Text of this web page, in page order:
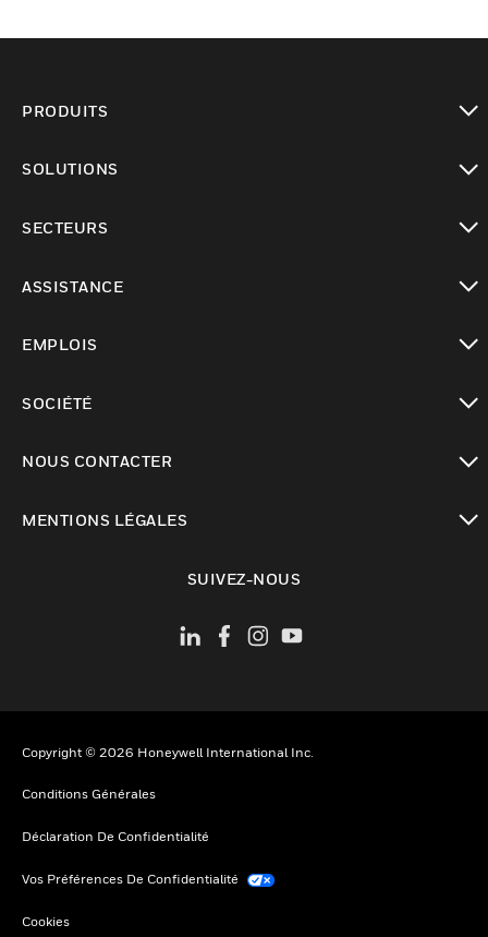
PRODUITS
SOLUTIONS
SECTEURS
ASSISTANCE
EMPLOIS
SOCIÉTÉ
NOUS CONTACTER
MENTIONS LÉGALES
SUIVEZ-NOUS
Copyright © 2026 Honeywell International Inc.
Conditions Générales
Déclaration De Confidentialité
Vos Préférences De Confidentialité
Cookies